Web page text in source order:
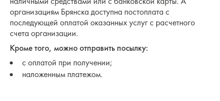
организациям Брянска доступна постоплата с
последующей оплатой оказанных услуг с расчетного
счета организации.
Кроме того, можно отправить посылку:
с оплатой при получении;
наложенным платежом.